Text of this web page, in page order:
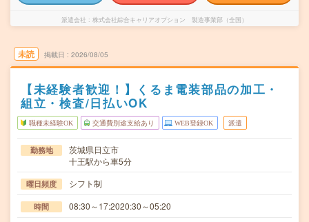
派遣会社 株式会社綜合キャリアオプション 製造事業部（全国）
未読 掲載日 2026/08/05
【未経験者歓迎！】くるま電装部品の加工・
組立・検査/日払いOK
職種未経験OK 交通費別途支給あり WEB登録OK 派遣
勤務地
茨城県日立市
十王駅から車5分
曜日頻度 シフト制
時間 08:30～17:2020:30～05:20